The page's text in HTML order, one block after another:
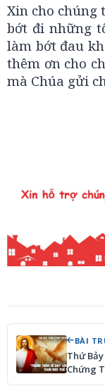
Xin cho chúng
bớt đi những
làm bớt đau
thêm ơn cho
mà Chúa gửi
BÀI
Thứ
Chứng